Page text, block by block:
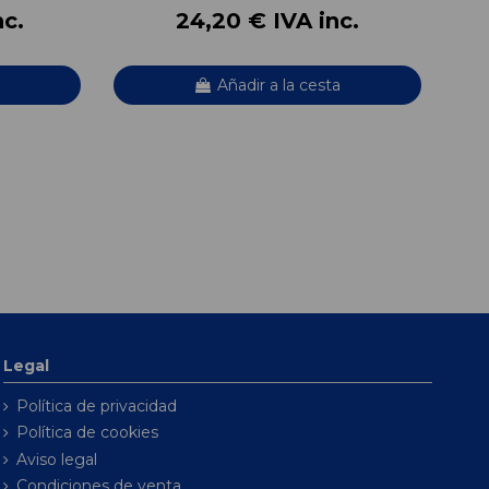
24,20 € IVA inc.
Añadir a la cesta
Legal
Política de privacidad
Política de cookies
Aviso legal